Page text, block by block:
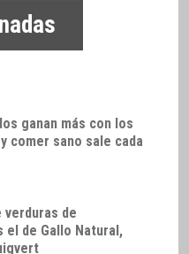
ganan más con los
comer sano sale cada
verduras de
el de Gallo Natural,